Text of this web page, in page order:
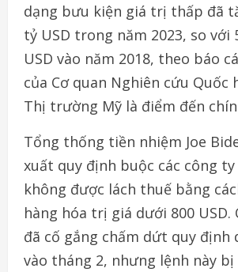
dạng bưu kiện giá trị thấp đã
tỷ USD trong năm 2023, so với
USD vào năm 2018, theo báo
của Cơ quan Nghiên cứu Quốc
Thị trường Mỹ là điểm đến
Tổng thống tiền nhiệm Joe
xuất quy định buộc các công ty
không được lách thuế bằng
hàng hóa trị giá dưới 800 USD.
đã cố gắng chấm dứt quy định
vào tháng 2, nhưng lệnh này bị